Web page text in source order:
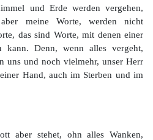
und Erde werden vergehen,
meine Worte, werden nicht
das sind Worte, mit denen einer
kann. Denn, wenn alles vergeht,
uns und noch vielmehr, unser Herr
Hand, auch im Sterben und im
aber stehet, ohn alles Wanken,